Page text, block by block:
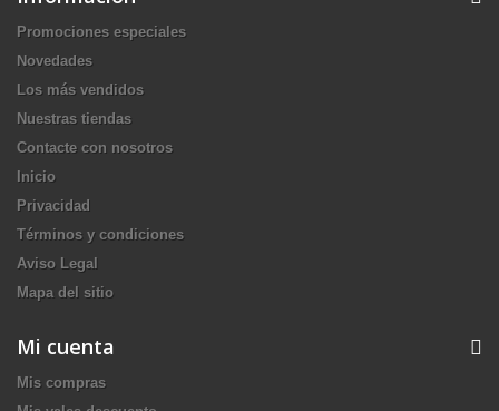
Promociones especiales
Novedades
Los más vendidos
Nuestras tiendas
Contacte con nosotros
Inicio
Privacidad
Términos y condiciones
Aviso Legal
Mapa del sitio
Mi cuenta
Mis compras